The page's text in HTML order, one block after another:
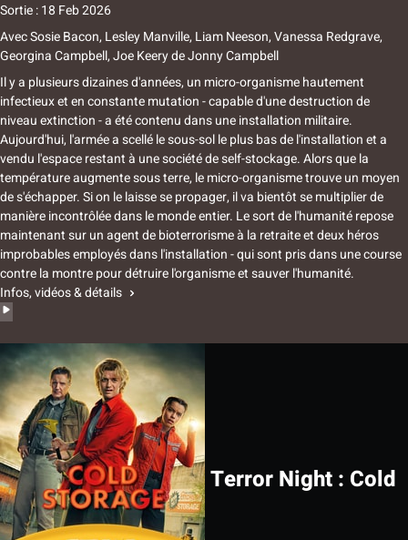
Sortie : 18 Feb 2026
AvecSosie Bacon, Lesley Manville, Liam Neeson, Vanessa Redgrave,
Georgina Campbell, Joe KeerydeJonny Campbell
Il y a plusieurs dizaines d'années, un micro-organisme hautement
infectieux et en constante mutation - capable d'une destruction de
niveau extinction - a été contenu dans une installation militaire.
Aujourd'hui, l'armée a scellé le sous-sol le plus bas de l'installation et a
vendu l'espace restant à une société de self-stockage. Alors que la
température augmente sous terre, le micro-organisme trouve un moyen
de s'échapper. Si on le laisse se propager, il va bientôt se multiplier de
manière incontrôlée dans le monde entier. Le sort de l'humanité repose
maintenant sur un agent de bioterrorisme à la retraite et deux héros
improbables employés dans l'installation - qui sont pris dans une course
contre la montre pour détruire l'organisme et sauver l'humanité.
Infos, vidéos & détails
Terror Night : Cold